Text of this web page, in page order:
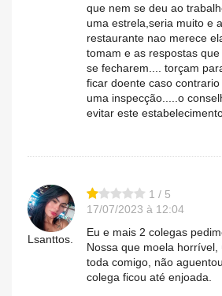
que nem se deu ao
uma estrela,seria muito e
restaurante nao merece
tomam e as respostas
se fecharem.... torçam
ficar doente caso
uma inspecção.....o
evitar este
Lsanttos.
1 / 5
17/07/2023 à 12:04
Eu e mais 2 colegas
Nossa que moela horrível,
toda comigo, não
colega ficou até enjoada.